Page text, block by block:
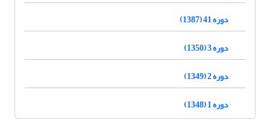
دوره 41 (1387)
دوره 3 (1350)
دوره 2 (1349)
دوره 1 (1348)